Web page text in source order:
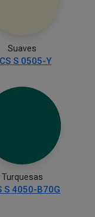
Suaves
S 0505-Y
Turquesas
S 4050-B70G